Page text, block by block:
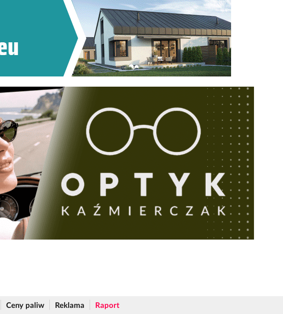
Ceny paliw Reklama Raport